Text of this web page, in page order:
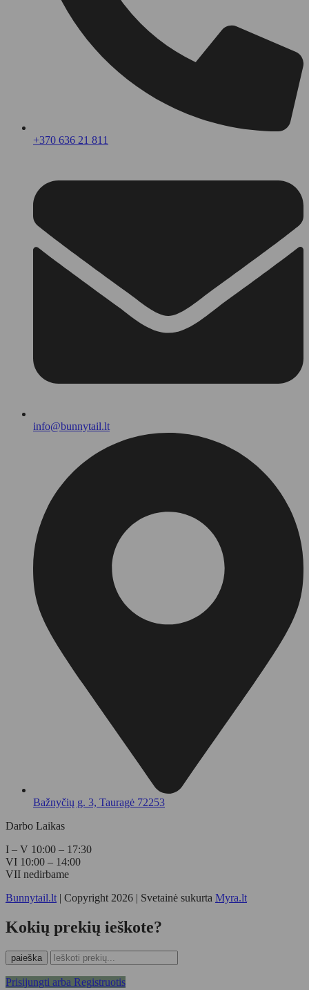
+370 636 21 811
info@bunnytail.lt
Bažnyčių g. 3, Tauragė 72253
Darbo Laikas
I – V 10:00 – 17:30
VI 10:00 – 14:00
VII nedirbame
Bunnytail.lt| Copyright 2026 | Svetainė sukurta Myra.lt
Kokių prekių ieškote?
paieška
Prisijungti arba Registruotis